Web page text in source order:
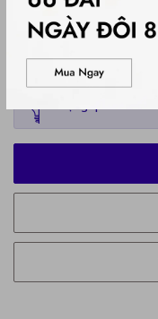
39
41
Chỉ còn 5 sản phẩm